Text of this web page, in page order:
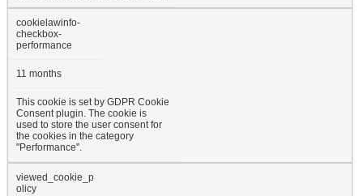
cookielawinfo-
checkbox-
performance
11 months
This cookie is set by GDPR Cookie
Consent plugin. The cookie is
used to store the user consent for
the cookies in the category
"Performance".
viewed_cookie_p
olicy